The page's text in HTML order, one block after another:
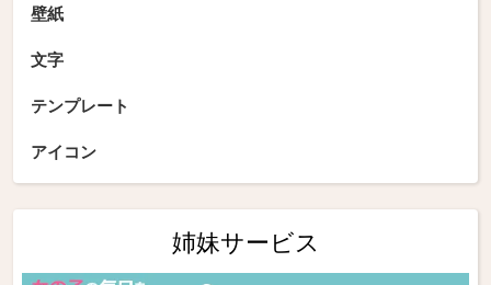
壁紙
文字
テンプレート
アイコン
姉妹サービス